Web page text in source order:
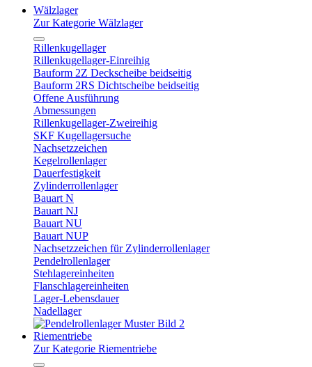
Wälzlager
Zur Kategorie Wälzlager
Rillenkugellager
Rillenkugellager-Einreihig
Bauform 2Z Deckscheibe beidseitig
Bauform 2RS Dichtscheibe beidseitig
Offene Ausführung
Abmessungen
Rillenkugellager-Zweireihig
SKF Kugellagersuche
Nachsetzzeichen
Kegelrollenlager
Dauerfestigkeit
Zylinderrollenlager
Bauart N
Bauart NJ
Bauart NU
Bauart NUP
Nachsetzzeichen für Zylinderrollenlager
Pendelrollenlager
Stehlagereinheiten
Flanschlagereinheiten
Lager-Lebensdauer
Nadellager
Riementriebe
Zur Kategorie Riementriebe